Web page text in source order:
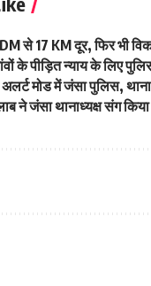
से 17 KM दूर, फिर भी
के पीड़ित न्याय के लिए
मोड में जंसा पुलिस,
ने जंसा थानाध्यक्ष संग किया